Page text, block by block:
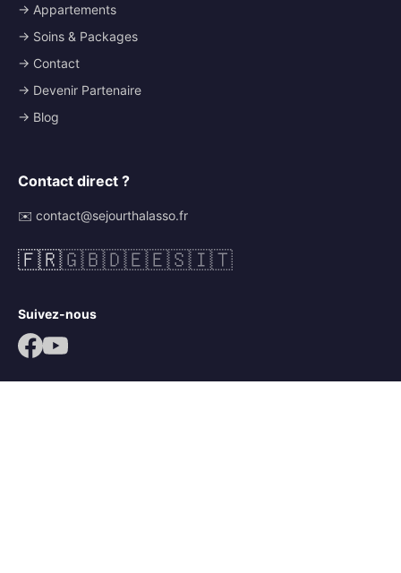
→ Appartements
→ Soins & Packages
→ Contact
→ Devenir Partenaire
→ Blog
Contact direct ?
✉️ contact@sejourthalasso.fr
🇫🇷🇬🇧🇩🇪🇪🇸🇮🇹
Suivez-nous